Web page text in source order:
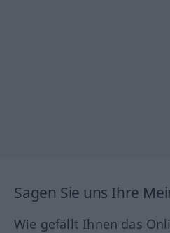
Sagen Sie uns Ihre
Wie gefällt Ihnen das